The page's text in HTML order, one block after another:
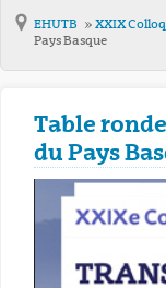
EHUTB XXIX
Pays Basque
Table
du Pays